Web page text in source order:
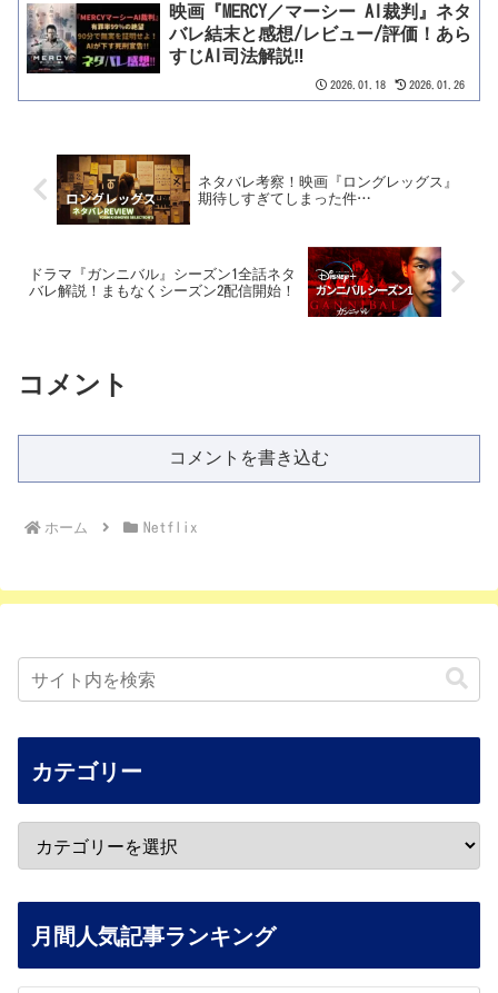
映画『MERCY／マーシー AI裁判』ネタ
バレ結末と感想/レビュー/評価！あら
すじAI司法解説‼
2026.01.18 2026.01.26
ネタバレ考察！映画『ロングレッグス』
期待しすぎてしまった件…
ドラマ『ガンニバル』シーズン1全話ネタ
バレ解説！まもなくシーズン2配信開始！
コメント
コメントを書き込む
ホーム Netflix
カテゴリー
月間人気記事ランキング